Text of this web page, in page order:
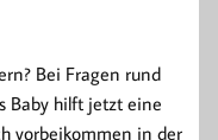
Bei Fragen rund
Baby hilft jetzt eine
vorbeikommen in der